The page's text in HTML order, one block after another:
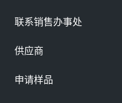
联系销售办事处
供应商
申请样品